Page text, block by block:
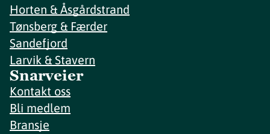
Horten & Åsgårdstrand
Tønsberg & Færder
Sandefjord
Larvik & Stavern
Snarveier
Kontakt oss
Bli medlem
Bransje